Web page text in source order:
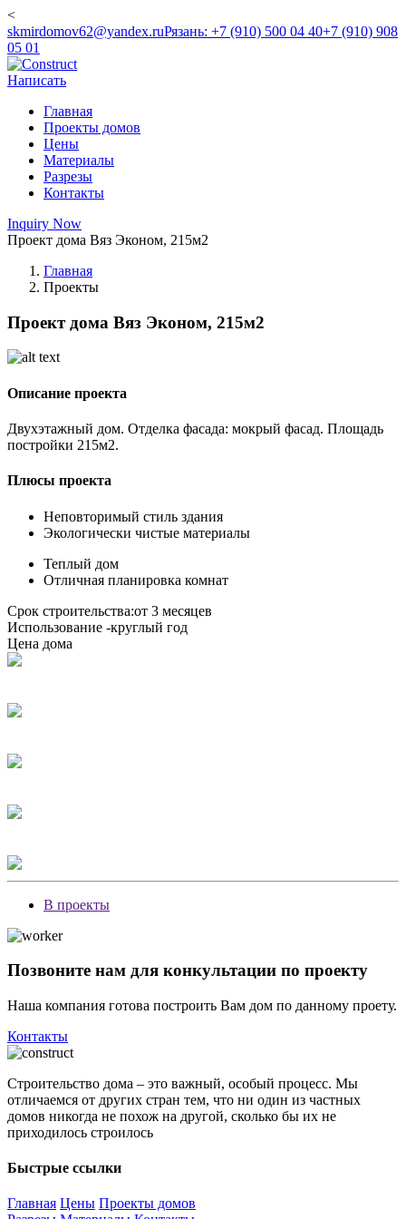
<
skmirdomov62@yandex.ruРязань: +7 (910) 500 04 40+7 (910) 908
05 01
Написать
Главная
Проекты домов
Цены
Материалы
Разрезы
Контакты
Inquiry Now
Проект дома Вяз Эконом, 215м2
Главная
Проекты
Проект дома Вяз Эконом, 215м2
Описание проекта
Двухэтажный дом. Отделка фасада: мокрый фасад. Площадь
постройки 215м2.
Плюсы проекта
Неповторимый стиль здания
Экологически чистые материалы
Теплый дом
Отличная планировка комнат
Срок строительства:от 3 месяцев
Использование -круглый год
Цена дома
В проекты
Позвоните нам для конкультации по проекту
Наша компания готова построить Вам дом по данному проету.
Контакты
Строительство дома – это важный, особый процесс. Мы
отличаемся от других стран тем, что ни один из частных
домов никогда не похож на другой, сколько бы их не
приходилось строилось
Быстрые ссылки
Главная Цены Проекты домов